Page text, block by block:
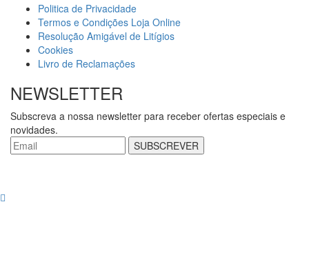
Politica de Privacidade
Termos e Condições Loja Online
Resolução Amigável de Litígios
Cookies
Livro de Reclamações
NEWSLETTER
Subscreva a nossa newsletter para receber ofertas especiais e
novidades.
SUBSCREVER